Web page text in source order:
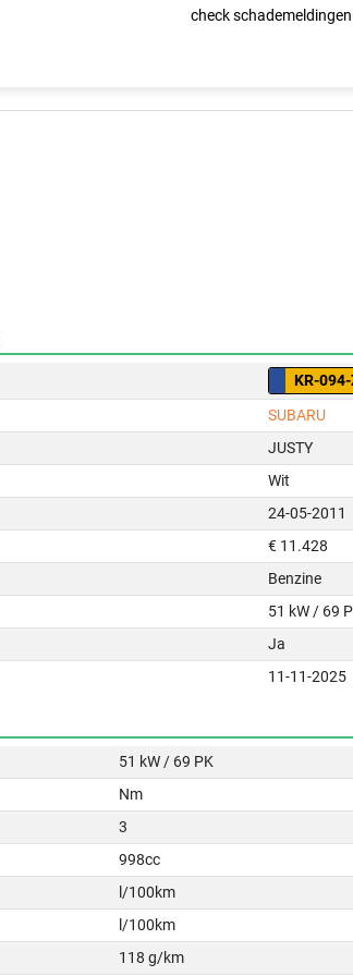
check
KR-
SUBARU
JUSTY
Wit
24-05-2011
€ 11.428
Benzine
51 kW / 69
Ja
11-11-2025
51 kW / 69 PK
Nm
3
998cc
l/100km
l/100km
118 g/km